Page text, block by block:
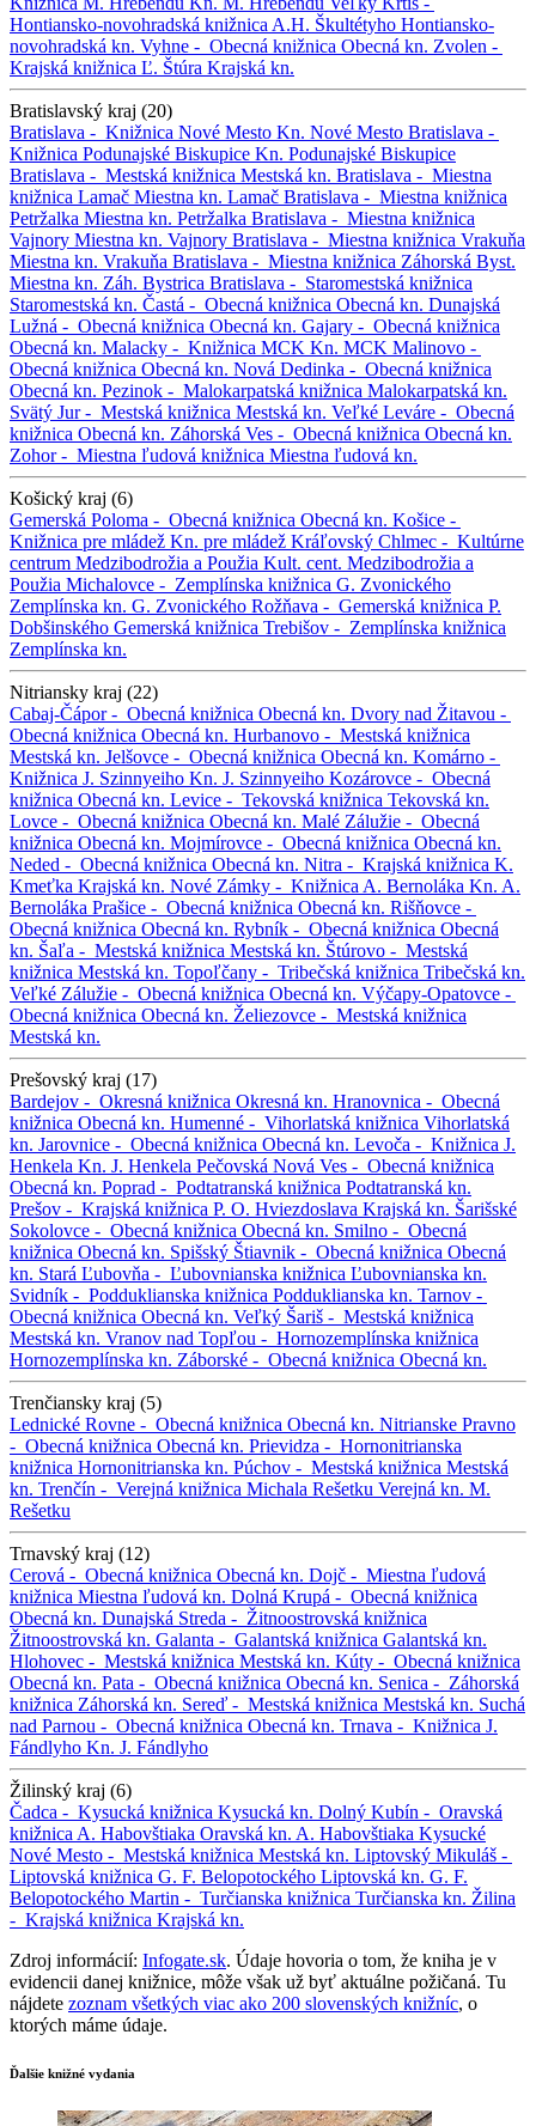
Hontiansko-novohradská knižnica A.H. Škultétyho Hontiansko-
novohradská kn. Vyhne - Obecná knižnica Obecná kn. Zvolen -
Krajská knižnica Ľ. Štúra Krajská kn.
Bratislavský kraj (20)
Bratislava - Knižnica Nové Mesto Kn. Nové Mesto Bratislava -
Knižnica Podunajské Biskupice Kn. Podunajské Biskupice
Bratislava - Mestská knižnica Mestská kn. Bratislava - Miestna
knižnica Lamač Miestna kn. Lamač Bratislava - Miestna knižnica
Petržalka Miestna kn. Petržalka Bratislava - Miestna knižnica
Vajnory Miestna kn. Vajnory Bratislava - Miestna knižnica Vrakuňa
Miestna kn. Vrakuňa Bratislava - Miestna knižnica Záhorská Byst.
Miestna kn. Záh. Bystrica Bratislava - Staromestská knižnica
Staromestská kn. Častá - Obecná knižnica Obecná kn. Dunajská
Lužná - Obecná knižnica Obecná kn. Gajary - Obecná knižnica
Obecná kn. Malacky - Knižnica MCK Kn. MCK Malinovo -
Obecná knižnica Obecná kn. Nová Dedinka - Obecná knižnica
Obecná kn. Pezinok - Malokarpatská knižnica Malokarpatská kn.
Svätý Jur - Mestská knižnica Mestská kn. Veľké Leváre - Obecná
knižnica Obecná kn. Záhorská Ves - Obecná knižnica Obecná kn.
Zohor - Miestna ľudová knižnica Miestna ľudová kn.
Košický kraj (6)
Gemerská Poloma - Obecná knižnica Obecná kn. Košice -
Knižnica pre mládež Kn. pre mládež Kráľovský Chlmec - Kultúrne
centrum Medzibodrožia a Použia Kult. cent. Medzibodrožia a
Použia Michalovce - Zemplínska knižnica G. Zvonického
Zemplínska kn. G. Zvonického Rožňava - Gemerská knižnica P.
Dobšinského Gemerská knižnica Trebišov - Zemplínska knižnica
Zemplínska kn.
Nitriansky kraj (22)
Cabaj-Čápor - Obecná knižnica Obecná kn. Dvory nad Žitavou -
Obecná knižnica Obecná kn. Hurbanovo - Mestská knižnica
Mestská kn. Jelšovce - Obecná knižnica Obecná kn. Komárno -
Knižnica J. Szinnyeiho Kn. J. Szinnyeiho Kozárovce - Obecná
knižnica Obecná kn. Levice - Tekovská knižnica Tekovská kn.
Lovce - Obecná knižnica Obecná kn. Malé Zálužie - Obecná
knižnica Obecná kn. Mojmírovce - Obecná knižnica Obecná kn.
Neded - Obecná knižnica Obecná kn. Nitra - Krajská knižnica K.
Kmeťka Krajská kn. Nové Zámky - Knižnica A. Bernoláka Kn. A.
Bernoláka Prašice - Obecná knižnica Obecná kn. Rišňovce -
Obecná knižnica Obecná kn. Rybník - Obecná knižnica Obecná
kn. Šaľa - Mestská knižnica Mestská kn. Štúrovo - Mestská
knižnica Mestská kn. Topoľčany - Tribečská knižnica Tribečská kn.
Veľké Zálužie - Obecná knižnica Obecná kn. Výčapy-Opatovce -
Obecná knižnica Obecná kn. Želiezovce - Mestská knižnica
Mestská kn.
Prešovský kraj (17)
Bardejov - Okresná knižnica Okresná kn. Hranovnica - Obecná
knižnica Obecná kn. Humenné - Vihorlatská knižnica Vihorlatská
kn. Jarovnice - Obecná knižnica Obecná kn. Levoča - Knižnica J.
Henkela Kn. J. Henkela Pečovská Nová Ves - Obecná knižnica
Obecná kn. Poprad - Podtatranská knižnica Podtatranská kn.
Prešov - Krajská knižnica P. O. Hviezdoslava Krajská kn. Šarišské
Sokolovce - Obecná knižnica Obecná kn. Smilno - Obecná
knižnica Obecná kn. Spišský Štiavnik - Obecná knižnica Obecná
kn. Stará Ľubovňa - Ľubovnianska knižnica Ľubovnianska kn.
Svidník - Podduklianska knižnica Podduklianska kn. Tarnov -
Obecná knižnica Obecná kn. Veľký Šariš - Mestská knižnica
Mestská kn. Vranov nad Topľou - Hornozemplínska knižnica
Hornozemplínska kn. Záborské - Obecná knižnica Obecná kn.
Trenčiansky kraj (5)
Lednické Rovne - Obecná knižnica Obecná kn. Nitrianske Pravno
- Obecná knižnica Obecná kn. Prievidza - Hornonitrianska
knižnica Hornonitrianska kn. Púchov - Mestská knižnica Mestská
kn. Trenčín - Verejná knižnica Michala Rešetku Verejná kn. M.
Rešetku
Trnavský kraj (12)
Cerová - Obecná knižnica Obecná kn. Dojč - Miestna ľudová
knižnica Miestna ľudová kn. Dolná Krupá - Obecná knižnica
Obecná kn. Dunajská Streda - Žitnoostrovská knižnica
Žitnoostrovská kn. Galanta - Galantská knižnica Galantská kn.
Hlohovec - Mestská knižnica Mestská kn. Kúty - Obecná knižnica
Obecná kn. Pata - Obecná knižnica Obecná kn. Senica - Záhorská
knižnica Záhorská kn. Sereď - Mestská knižnica Mestská kn. Suchá
nad Parnou - Obecná knižnica Obecná kn. Trnava - Knižnica J.
Fándlyho Kn. J. Fándlyho
Žilinský kraj (6)
Čadca - Kysucká knižnica Kysucká kn. Dolný Kubín - Oravská
knižnica A. Habovštiaka Oravská kn. A. Habovštiaka Kysucké
Nové Mesto - Mestská knižnica Mestská kn. Liptovský Mikuláš -
Liptovská knižnica G. F. Belopotockého Liptovská kn. G. F.
Belopotockého Martin - Turčianska knižnica Turčianska kn. Žilina
- Krajská knižnica Krajská kn.
Zdroj informácií: Infogate.sk. Údaje hovoria o tom, že kniha je v
evidencii danej knižnice, môže však už byť aktuálne požičaná. Tu
nájdete zoznam všetkých viac ako 200 slovenských knižníc, o
ktorých máme údaje.
Ďalšie knižné vydania